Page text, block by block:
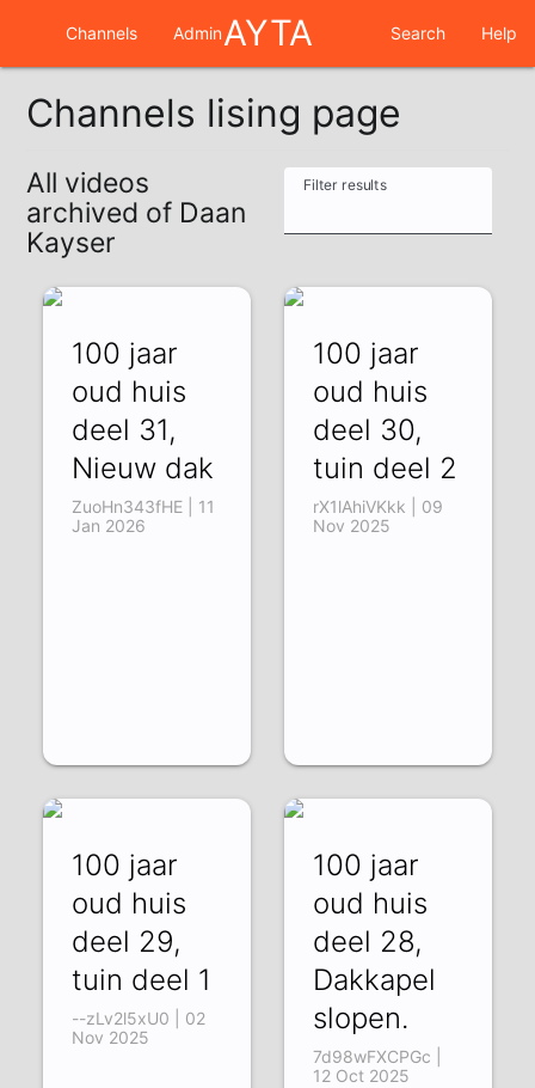
Channels AdminAYTA Search Help
Channels lising page
All videos
archived of Daan
Kayser
Filter results
100 jaar
oud huis
deel 31,
Nieuw dak
ZuoHn343fHE | 11
Jan 2026
100 jaar
oud huis
deel 30,
tuin deel 2
rX1lAhiVKkk | 09
Nov 2025
100 jaar
oud huis
deel 29,
tuin deel 1
--zLv2l5xU0 | 02
Nov 2025
100 jaar
oud huis
deel 28,
Dakkapel
slopen.
7d98wFXCPGc |
12 Oct 2025